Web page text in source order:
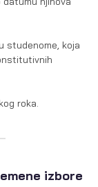
studenome, koja
roka.
izbore